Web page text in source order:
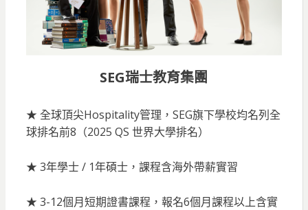
SEG瑞士教育集團
★ 全球頂尖Hospitality管理，SEG旗下學校均名列全
球排名前8（2025 QS 世界大學排名）
★ 3年學士 / 1年碩士，課程含海外帶薪實習
★ 3-12個月短期證書課程，報名6個月課程以上含實